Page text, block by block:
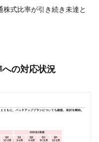
式比率が引き続き未達と
の対応状況